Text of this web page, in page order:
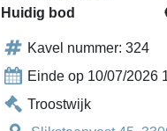
Huidig bod
Kavel nummer: 324
Einde op 10/07/2026
Troostwijk